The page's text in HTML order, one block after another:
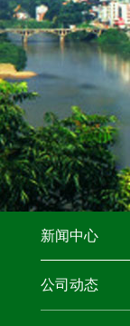
新闻中心
公司动态